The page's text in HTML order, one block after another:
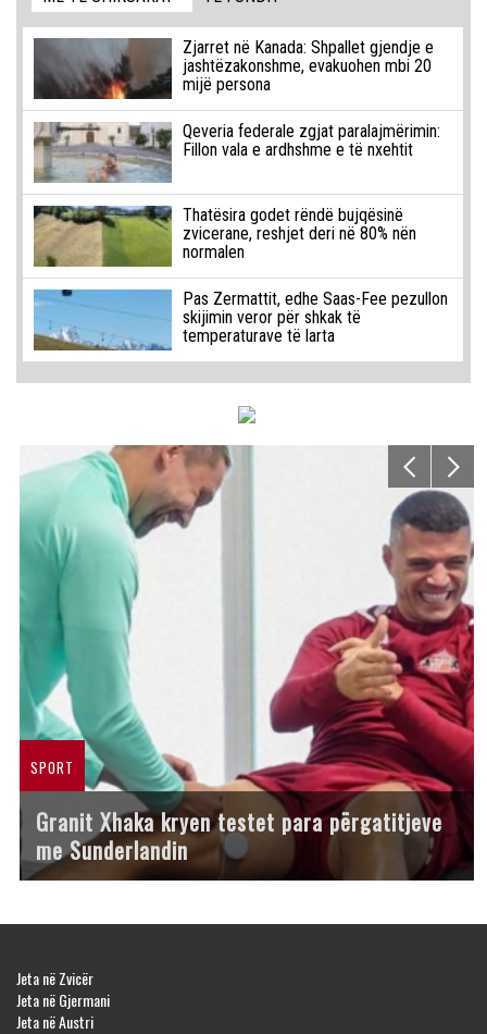
Zjarret në Kanada: Shpallet gjendje e
jashtëzakonshme, evakuohen mbi 20
mijë persona
Qeveria federale zgjat paralajmërimin:
Fillon vala e ardhshme e të nxehtit
Thatësira godet rëndë bujqësinë
zvicerane, reshjet deri në 80% nën
normalen
Pas Zermattit, edhe Saas-Fee pezullon
skijimin veror për shkak të
temperaturave të larta
SPORT
Granit Xhaka kryen testet para përgatitjeve
me Sunderlandin
Jeta në Zvicër
Jeta në Gjermani
Jeta në Austri